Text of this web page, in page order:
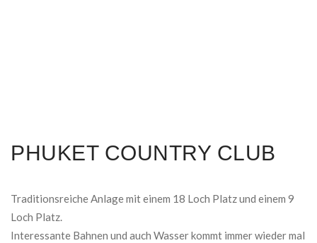
PHUKET COUNTRY CLUB
Traditionsreiche Anlage mit einem 18 Loch Platz und einem 9
Loch Platz.
Interessante Bahnen und auch Wasser kommt immer wieder mal